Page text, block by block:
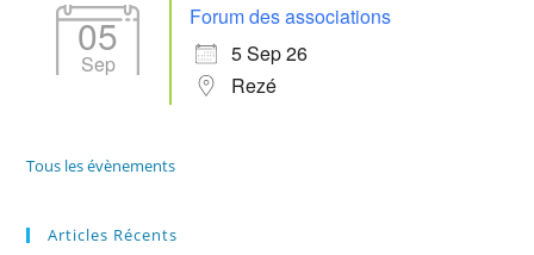
05
Sep
Forum des associations
5 Sep 26
Rezé
Tous les évènements
Articles Récents